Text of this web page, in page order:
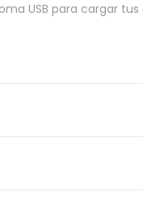
USB para cargar